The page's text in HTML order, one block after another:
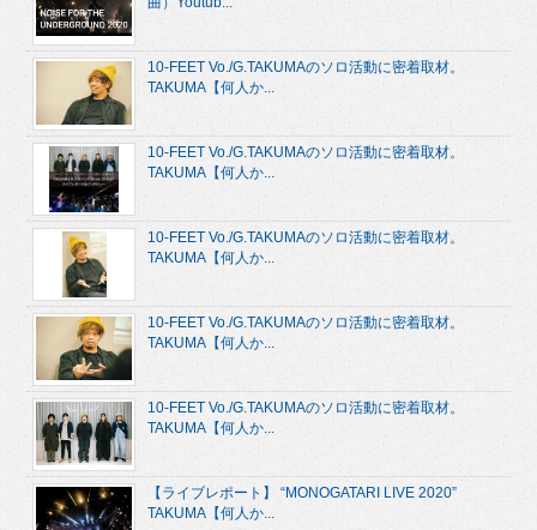
10-FEET Vo./G.TAKUMAのソロ活動に密着取材。
TAKUMA【何人か...
10-FEET Vo./G.TAKUMAのソロ活動に密着取材。
TAKUMA【何人か...
10-FEET Vo./G.TAKUMAのソロ活動に密着取材。
TAKUMA【何人か...
10-FEET Vo./G.TAKUMAのソロ活動に密着取材。
TAKUMA【何人か...
10-FEET Vo./G.TAKUMAのソロ活動に密着取材。
TAKUMA【何人か...
【ライブレポート】 “MONOGATARI LIVE 2020”
TAKUMA【何人か...